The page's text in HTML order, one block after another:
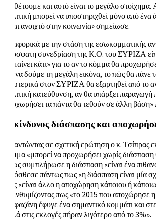
διαθέτουμε και αυτό είναι το μεγάλο
πολιτική μπορεί να υποστηριχθεί μόνο από
είναι ανοιχτό στην κοινωνία» σημείωσε.
Αναφορικά με την στάση της εσωκομματικής
πρόσφατη συνεδρίαση της Κ.Ο. του ΣΥΡΙΖΑ
σημαίνει κάτι» για το αν το κόμμα θα
για να δούμε τη μεγάλη εικόνα, το πώς θα πάνε
εσωτερικά στον ΣΥΡΙΖΑ θα εξαρτηθεί από το
πολιτική κατεύθυνση, αν θα υπάρξει παραγωγή
προχωρήσει τα πάντα θα τεθούν σε άλλη
Ο κίνδυνος διάσπασης και
Απαντώντας σε σχετική ερώτηση ο κ. Τσίπρας
κόμμα «μπορεί να προχωρήσει χωρίς
όπως συμπλήρωσε η διάσπαση «είναι ένα
Πρόσθεσε πάντως πως «η διάσπαση είναι μία
πως «είναι άλλο η αποχώρηση κάποιου ή
υπενθυμίζοντας πως «το 2015 που αποχώρησε
Λαφαζάνη έφυγε ένα σημαντικό κομμάτι και
αλλά στις εκλογές πήραν λιγότερο από το 3%».